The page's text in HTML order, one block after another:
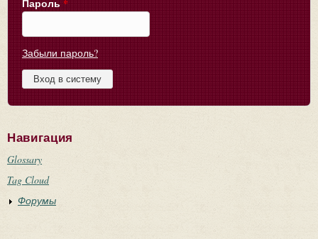
Пароль *
Забыли пароль?
Навигация
Glossary
Tag Cloud
Форумы